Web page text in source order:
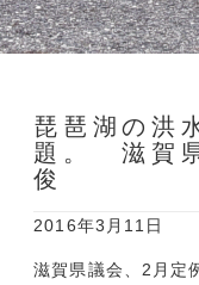
琵琶湖の洪
題。 滋賀
2016年3月11日
滋賀県議会、2月定